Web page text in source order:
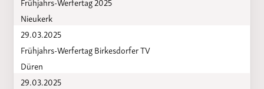
Nieukerk
29.03.2025
Frühjahrs-Werfertag Birkesdorfer TV
Düren
29.03.2025